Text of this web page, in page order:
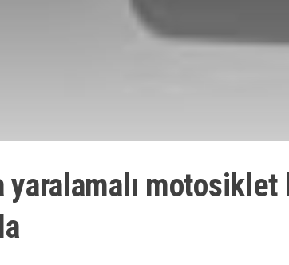
yaralamalı motosiklet